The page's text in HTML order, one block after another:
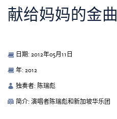
献给妈妈的金曲
日期: 2012年05月11日
年: 2012
独奏者: 陈瑞彪
简介: 演唱者陈瑞彪和新加坡华乐团